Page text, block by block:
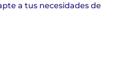
a tus necesidades de